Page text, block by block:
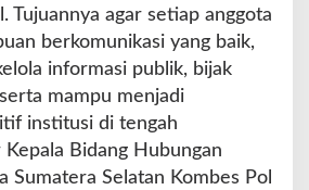
Tujuannya agar setiap anggota
berkomunikasi yang baik,
informasi publik, bijak
mampu menjadi
institusi di tengah
Kepala Bidang Hubungan
Sumatera Selatan Kombes Pol